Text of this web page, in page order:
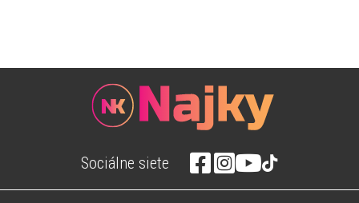
Sociálne siete